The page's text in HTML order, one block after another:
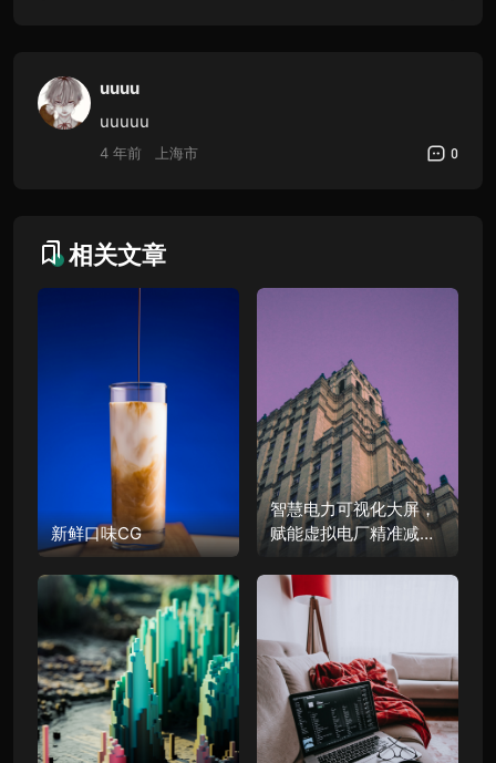
uuuu
uuuuu
4 年前 上海市 0
相关文章
新鲜口味CG
智慧电力可视化大屏，
赋能虚拟电厂精准减碳|